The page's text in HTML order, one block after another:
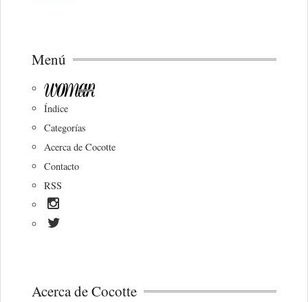
Menú
Índice
Categorías
Acerca de Cocotte
Contacto
RSS
Acerca de Cocotte